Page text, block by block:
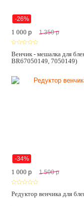
-26%
1 000p 1 350 p
Венчик - мешалка для
BR67050149, 7050149)
-34%
1 000p 1 500 p
Редуктор венчика для